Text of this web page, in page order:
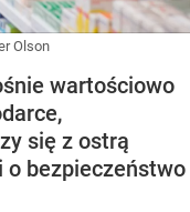
Olson
wartościowo
się z ostrą
o bezpieczeństwo